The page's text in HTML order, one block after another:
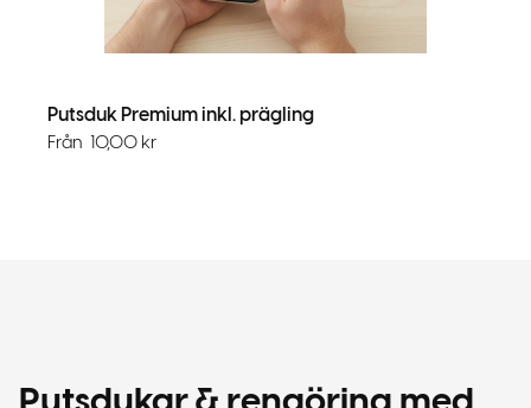
Putsduk Premium inkl. prägling
Från 10,00 kr